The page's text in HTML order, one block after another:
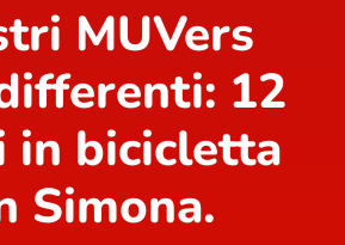
MUVers
12
in bicicletta
Simona.